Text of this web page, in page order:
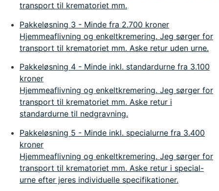
transport til krematoriet mm.
Pakkeløsning 3 - Minde fra 2.700 kroner
Hjemmeaflivning og enkeltkremering. Jeg sørger for
transport til krematoriet mm. Aske retur uden urne.
Pakkeløsning 4 - Minde inkl. standardurne fra 3.100
kroner
Hjemmeaflivning og enkeltkremering. Jeg sørger for
transport til krematoriet mm. Aske retur i
standardurne til nedgravning.
Pakkeløsning 5 - Minde inkl. specialurne fra 3.400
kroner
Hjemmeaflivning og enkeltkremering. Jeg sørger for
transport til krematoriet mm. Aske retur i special-
urne efter jeres individuelle specifikationer.